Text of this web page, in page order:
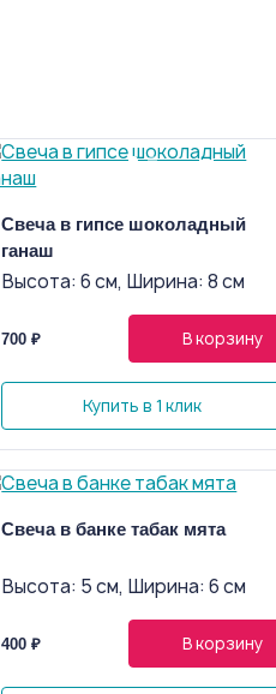
Свеча в гипсе шоколадный
ганаш
Высота: 6 см, Ширина: 8 см
700 ₽ В корзину
Купить в 1 клик
Свеча в банке табак мята
Высота: 5 см, Ширина: 6 см
400 ₽ В корзину